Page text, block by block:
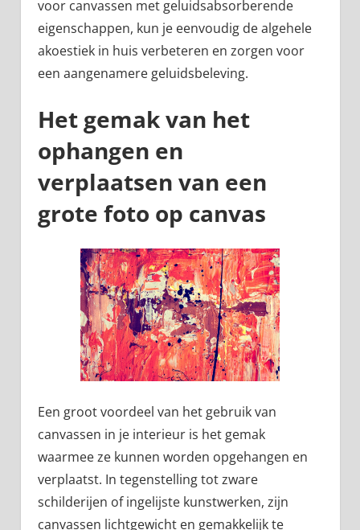
voor canvassen met geluidsabsorberende
eigenschappen, kun je eenvoudig de algehele
akoestiek in huis verbeteren en zorgen voor
een aangenamere geluidsbeleving.
Het gemak van het
ophangen en
verplaatsen van een
grote foto op canvas
Een groot voordeel van het gebruik van
canvassen in je interieur is het gemak
waarmee ze kunnen worden opgehangen en
verplaatst. In tegenstelling tot zware
schilderijen of ingelijste kunstwerken, zijn
canvassen lichtgewicht en gemakkelijk te